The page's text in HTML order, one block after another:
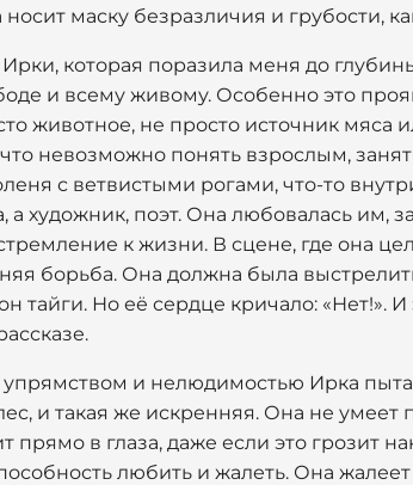
маску безразличия и грубости,
которая поразила меня до
и всему живому. Особенно это
животное, не просто источник мяса
невозможно понять взрослым,
с ветвистыми рогами, что-то
а художник, поэт. Она любовалась им,
к жизни. В сцене, где она
борьба. Она должна была
тайги. Но её сердце кричало: «Нет!».
упрямством и нелюдимостью Ирка
и такая же искренняя. Она не умеет
прямо в глаза, даже если это грозит
любить и жалеть. Она